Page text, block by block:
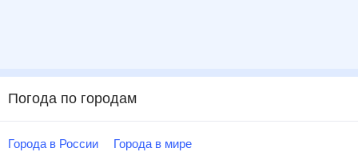
Погода по городам
Города в России Города в мире